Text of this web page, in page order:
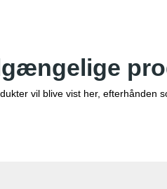
vil blive vist her, efterhånden